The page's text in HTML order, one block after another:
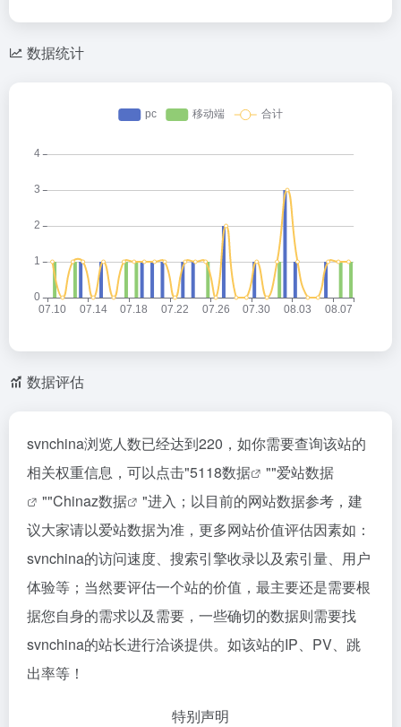
数据统计
数据评估
svnchina浏览人数已经达到220，如你需要查询该站的
相关权重信息，可以点击"5118数据 ""爱站数据
""Chinaz数据
"进入；以目前的网站数据参考，建
议大家请以爱站数据为准，更多网站价值评估因素如：
svnchina的访问速度、搜索引擎收录以及索引量、用户
体验等；当然要评估一个站的价值，最主要还是需要根
据您自身的需求以及需要，一些确切的数据则需要找
svnchina的站长进行洽谈提供。如该站的IP、PV、跳
出率等！
特别声明